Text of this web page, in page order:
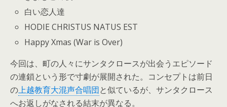
白い恋人達
HODIE CHRISTUS NATUS EST
Happy Xmas (War is Over)
今回は、町の人々にサンタクロースが出会うエピソード
の連鎖という形で寸劇が展開された。コンセプトは前日
の上越教育大混声合唱団と似ているが、サンタクロース
へお返しがなされる結末が異なる。